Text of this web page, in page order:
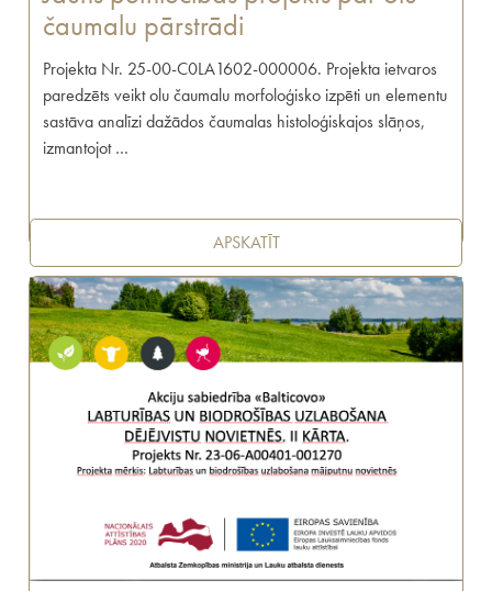
čaumalu pārstrādi
Projekta Nr. 25-00-C0LA1602-000006. Projekta ietvaros
paredzēts veikt olu čaumalu morfoloģisko izpēti un elementu
sastāva analīzi dažādos čaumalas histoloģiskajos slāņos,
izmantojot …
APSKATĪT